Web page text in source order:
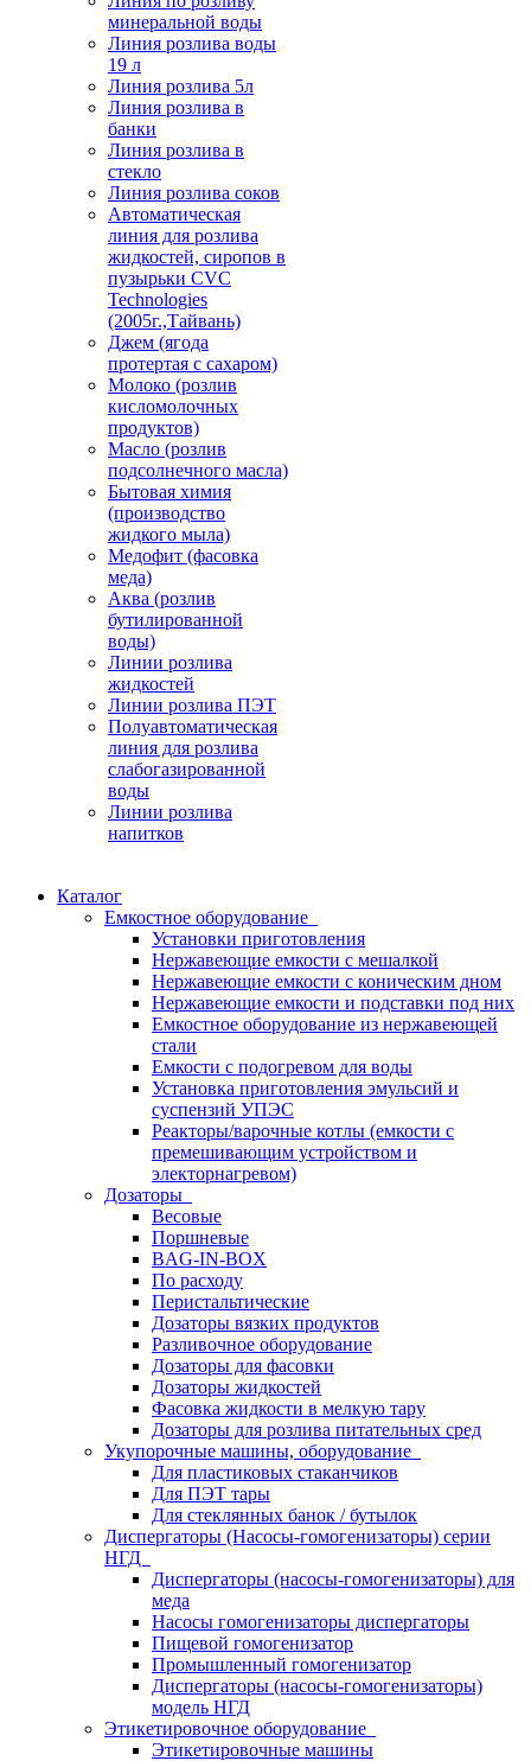
минеральной воды
Линия розлива воды
19 л
Линия розлива 5л
Линия розлива в
банки
Линия розлива в
стекло
Линия розлива соков
Автоматическая
линия для розлива
жидкостей, сиропов в
пузырьки CVC
Technologies
(2005г.,Тайвань)
Джем (ягода
протертая с сахаром)
Молоко (розлив
кисломолочных
продуктов)
Масло (розлив
подсолнечного масла)
Бытовая химия
(производство
жидкого мыла)
Медофит (фасовка
меда)
Аква (розлив
бутилированной
воды)
Линии розлива
жидкостей
Линии розлива ПЭТ
Полуавтоматическая
линия для розлива
слабогазированной
воды
Линии розлива
напитков
Каталог
Емкостное оборудование
Установки приготовления
Нержавеющие емкости с мешалкой
Нержавеющие емкости с коническим дном
Нержавеющие емкости и подставки под них
Емкостное оборудование из нержавеющей
стали
Емкости с подогревом для воды
Установка приготовления эмульсий и
суспензий УПЭС
Реакторы/варочные котлы (емкости с
премешивающим устройством и
электорнагревом)
Дозаторы
Весовые
Поршневые
BAG-IN-BOX
По расходу
Перистальтические
Дозаторы вязких продуктов
Разливочное оборудование
Дозаторы для фасовки
Дозаторы жидкостей
Фасовка жидкости в мелкую тару
Дозаторы для розлива питательных сред
Укупорочные машины, оборудование
Для пластиковых стаканчиков
Для ПЭТ тары
Для стеклянных банок / бутылок
Диспергаторы (Насосы-гомогенизаторы) серии
НГД
Диспергаторы (насосы-гомогенизаторы) для
меда
Насосы гомогенизаторы диспергаторы
Пищевой гомогенизатор
Промышленный гомогенизатор
Диспергаторы (насосы-гомогенизаторы)
модель НГД
Этикетировочное оборудование
Этикетировочные машины